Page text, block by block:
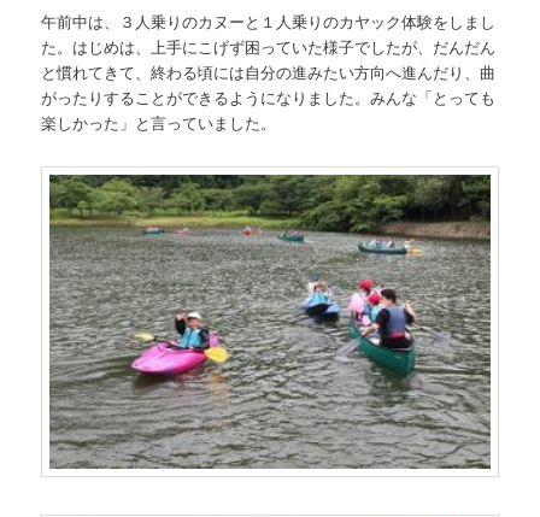
午前中は、３人乗りのカヌーと１人乗りのカヤック体験をしまし
た。はじめは、上手にこげず困っていた様子でしたが、だんだん
と慣れてきて、終わる頃には自分の進みたい方向へ進んだり、曲
がったりすることができるようになりました。みんな「とっても
楽しかった」と言っていました。